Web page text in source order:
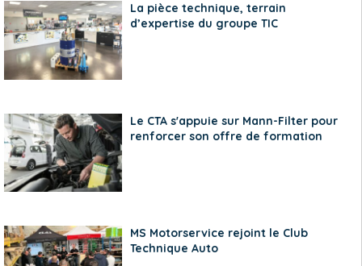
La pièce technique, terrain
d’expertise du groupe TIC
Le CTA s'appuie sur Mann-Filter pour
renforcer son offre de formation
MS Motorservice rejoint le Club
Technique Auto